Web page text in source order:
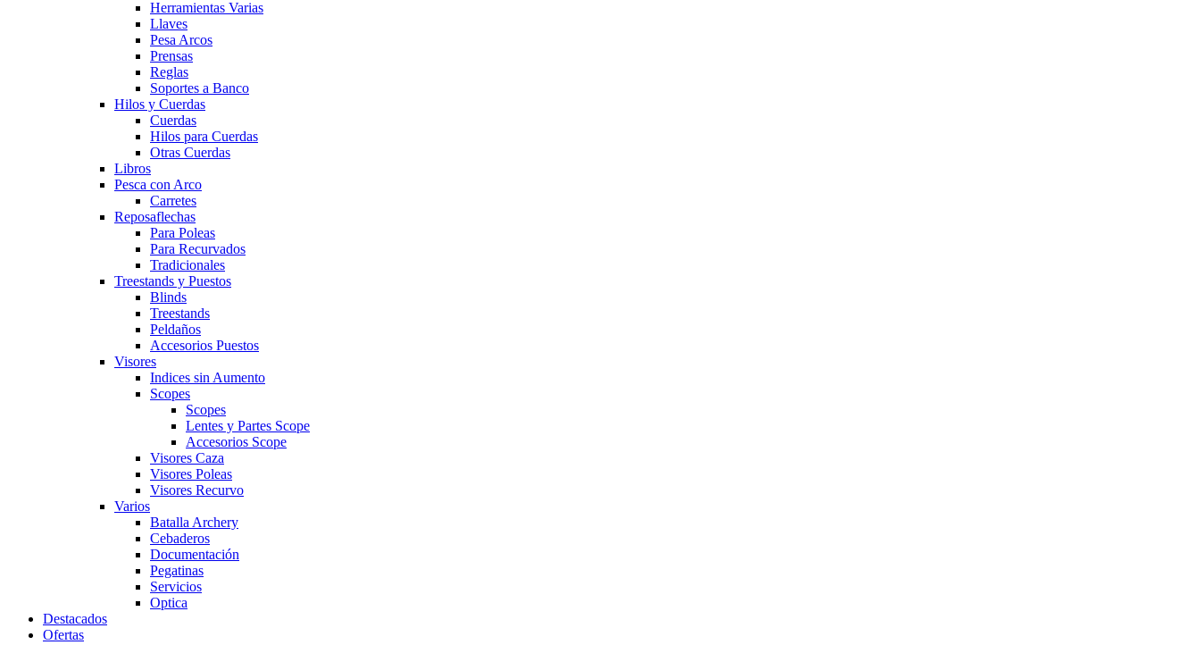
Herramientas Varias
Llaves
Pesa Arcos
Prensas
Reglas
Soportes a Banco
Hilos y Cuerdas
Cuerdas
Hilos para Cuerdas
Otras Cuerdas
Libros
Pesca con Arco
Carretes
Reposaflechas
Para Poleas
Para Recurvados
Tradicionales
Treestands y Puestos
Blinds
Treestands
Peldaños
Accesorios Puestos
Visores
Indices sin Aumento
Scopes
Scopes
Lentes y Partes Scope
Accesorios Scope
Visores Caza
Visores Poleas
Visores Recurvo
Varios
Batalla Archery
Cebaderos
Documentación
Pegatinas
Servicios
Optica
Destacados
Ofertas